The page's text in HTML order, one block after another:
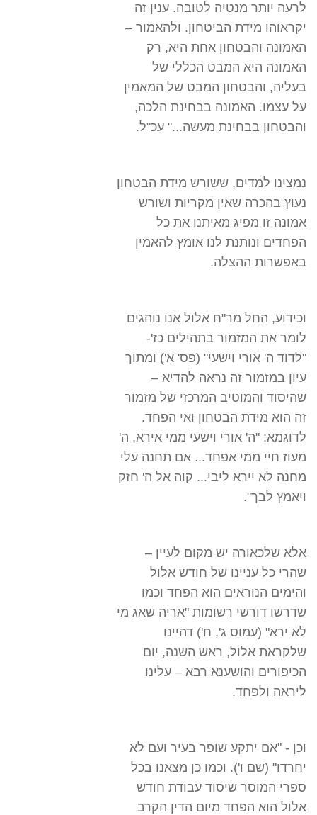
לרעה יותר מנטיה לטובה. ענין זה
יקראוהו מידת הביטחון. ולהאמור –
האמונה והבטחון אחת היא, רק
האמונה היא המבט הכללי של
בעליה, והבטחון המבט של המאמין
על עצמו. האמונה בבחינת הלכה,
והבטחון בבחינת מעשה..." עכ"ל.
נמצינו למדים, ששורש מידת הבטחון
נעוץ בהכרה שאין מקריות ושורש
אמונה זו מפיג מאיתנו את כל
הפחדים ונותנת לנו אומץ להאמין
באפשרות ההצלה.
וכידוע, החל מר"ח אלול אנו נוהגים
לומר את המזמור בתהילים כז'-
"לדוד ה' אורי וישעי" (פס' א') ומתוך
עיון במזמור זה נראה להדיא –
שהיסוד והמוטיב המרכזי של מזמור
זה הוא מידת הבטחון ואי הפחד.
לדוגמא: "ה' אורי וישעי ממי אירא, ה'
מעוז חיי ממי אפחד... אם תחנה עלי
מחנה לא יירא ליבי... קוה אל ה' חזק
ויאמץ לבך".
אלא שלכאורה יש מקום לעיין –
שהרי כל עניינו של חודש אלול
והימים הנוראים הוא הפחד וכמו
שדרשו דורשי רשומות "אריה שאג מי
לא ירא" (עמוס ג', ח') דהיינו
שלקראת אלול, ראש השנה, יום
הכיפורים והושענא רבא – עלינו
ליראה ולפחד.
וכן - "אם יתקע שופר בעיר ועם לא
יחרדו" (שם ו'). וכמו כן מצאנו בכל
ספרי המוסר שיסוד עבודת חודש
אלול הוא הפחד מיום הדין הקרב